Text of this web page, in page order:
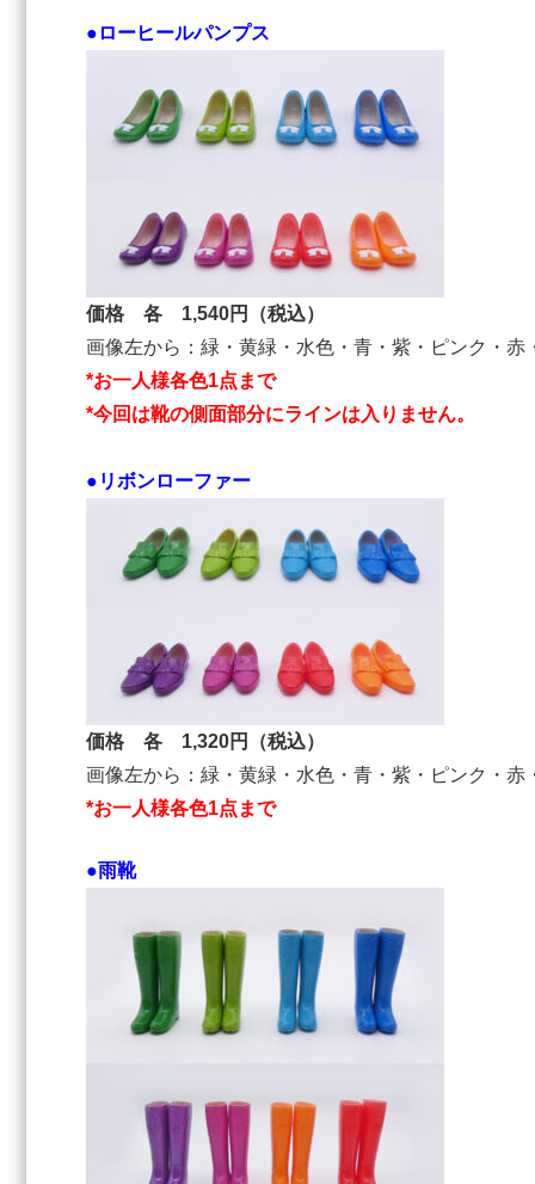
●ローヒールパンプス
価格 各 1,540円（税込）
画像左から：緑・黄緑・水色・青・紫・ピンク・赤
*お一人様各色1点まで
*今回は靴の側面部分にラインは入りません。
●リボンローファー
価格 各 1,320円（税込）
画像左から：緑・黄緑・水色・青・紫・ピンク・赤
*お一人様各色1点まで
●雨靴